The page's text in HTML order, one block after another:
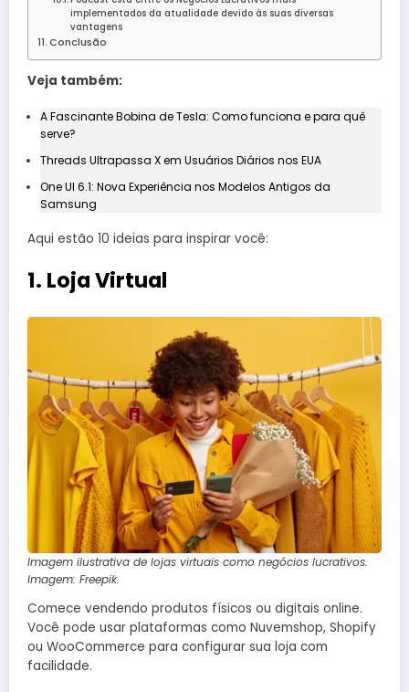
implementados da atualidade devido às suas diversas
vantagens
Conclusão
Veja também:
A Fascinante Bobina de Tesla: Como funciona e para quê
serve?
Threads Ultrapassa X em Usuários Diários nos EUA
One UI 6.1: Nova Experiência nos Modelos Antigos da
Samsung
Aqui estão 10 ideias para inspirar você:
1. Loja Virtual
Imagem ilustrativa de lojas virtuais como negócios lucrativos.
Imagem: Freepik.
Comece vendendo produtos físicos ou digitais online.
Você pode usar plataformas como Nuvemshop, Shopify
ou WooCommerce para configurar sua loja com
facilidade.